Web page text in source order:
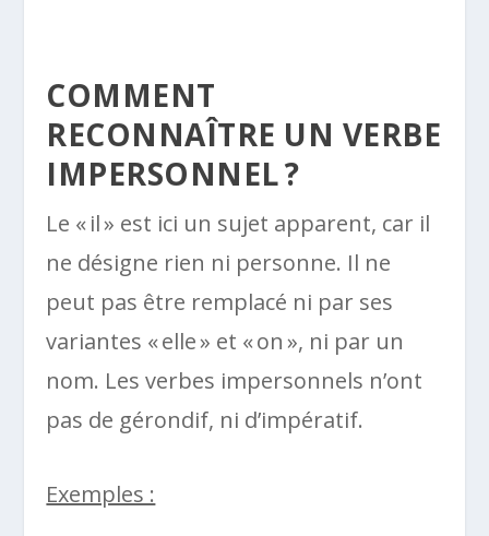
COMMENT
RECONNAÎTRE UN VERBE
IMPERSONNEL ?
Le « il » est ici un sujet apparent, car il
ne désigne rien ni personne. Il ne
peut pas être remplacé ni par ses
variantes « elle » et « on », ni par un
nom. Les verbes impersonnels n’ont
pas de gérondif, ni d’impératif.
Exemples :